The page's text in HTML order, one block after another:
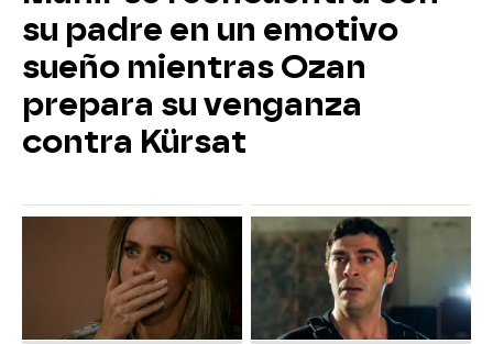
su padre en un emotivo
sueño mientras Ozan
prepara su venganza
contra Kürsat